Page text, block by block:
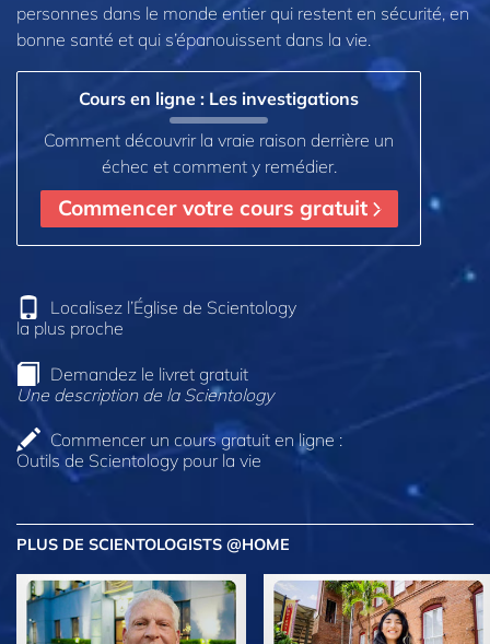
personnes dans le monde entier qui restent en sécurité, en
bonne santé et qui s’épanouissent dans la vie.
Cours en ligne : Les investigations
Comment découvrir la vraie raison derrière un
échec et comment y remédier.
Commencer votre cours gratuit
Localisez l’Église de Scientology
la plus proche
Demandez le livret gratuit
Une description de la Scientology
Commencer un cours gratuit en ligne :
Outils de Scientology pour la vie
PLUS DE SCIENTOLOGISTS @HOME